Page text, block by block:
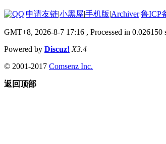
|申请友链|小黑屋|手机版|Archiver|鲁ICP
GMT+8, 2026-8-7 17:16 , Processed in 0.026150
Powered by Discuz! X3.4
© 2001-2017 Comsenz Inc.
返回顶部